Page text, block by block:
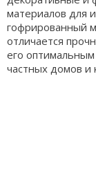
материалов для
гофрированный
отличается
его
частных домов и